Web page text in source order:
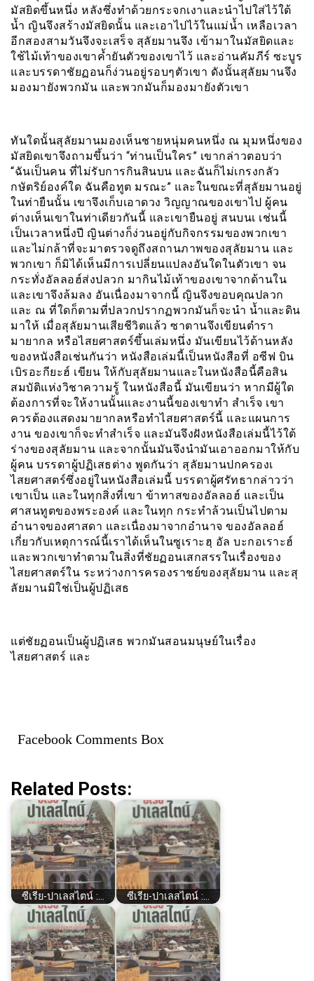
มัสยิดขึ้นหนึ่ง หลังซึ่งทำด้วยกระจกเงาและนำไปใส่ไว้ใต้
น้ำ ญินจึงสร้างมัสยิดนั้น และเอาไปไว้ในแม่น้ำ เหลือเวลา
อีกสองสามวันจึงจะเสร็จ สุลัยมานจึง เข้ามาในมัสยิดและ
ใช้ไม้เท้าของเขาค้ำยันตัวของเขาไว้ และอ่านคัมภีร์ ซะบูร
และบรรดาชัยฏอนก็ง่วนอยู่รอบๆตัวเขา ดังนั้นสุลัยมานจึง
มองมายังพวกมัน และพวกมันก็มองมายังตัวเขา
ทันใดนั้นสุลัยมานมองเห็นชายหนุ่มคนหนึ่ง ณ มุมหนึ่งของ
มัสยิดเขาจึงถามขึ้นว่า “ท่านเป็นใคร” เขากล่าวตอบว่า
“ฉันเป็นคน ที่ไม่รับการกินสินบน และฉันก็ไม่เกรงกลัว
กษัตริย์องค์ใด ฉันคือทูต มรณะ” และในขณะที่สุลัยมานอยู่
ในท่ายืนนั้น เขาจึงเก็บเอาดวง วิญญาณของเขาไป ผู้คน
ต่างเห็นเขาในท่าเดียวกันนี้ และเขายืนอยู่ สนบนเ เช่นนี้
เป็นเวลาหนึ่งปี ญินต่างก็ง่วนอยู่กับกิจกรรมของพวกเขา
และไม่กล้าที่จะมาตรวจดูถึงสถานภาพของสุลัยมาน และ
พวกเขา ก็มิได้เห็นมีการเปลี่ยนแปลงอันใดในตัวเขา จน
กระทั่งอัลลอฮ์ส่งปลวก มากินไม้เท้าของเขาจากด้านใน
และเขาจึงล้มลง อันเนื่องมาจากนี้ ญินจึงขอบคุณปลวก
และ ณ ที่ใดก็ตามที่ปลวกปรากฏพวกมันก็จะนำ น้ำและดิน
มาให้ เมื่อสุลัยมานเสียชีวิตแล้ว ซาตานจึงเขียนตำรา
มายากล หรือไสยศาสตร์ขึ้นเล่มหนึ่ง มันเขียนไว้ด้านหลัง
ของหนังสือเช่นกันว่า หนังสือเล่มนี้เป็นหนังสือที่ อซีฟ บิน
เบิรอะกียะฮ์ เขียน ให้กับสุลัยมานและในหนังสือนี้คือสิน
สมบัติแห่งวิชาความรู้ ในหนังสือนี้ มันเขียนว่า หากมีผู้ใด
ต้องการที่จะให้งานนั้นและงานนี้ของเขาทำ สำเร็จ เขา
ควรต้องแสดงมายากลหรือทำไสยศาสตร์นี้ และแผนการ
งาน ของเขาก็จะทำสำเร็จ และมันจึงฝังหนังสือเล่มนี้ไว้ใต้
ร่างของสุลัยมาน และจากนั้นมันจึงนำมันเอาออกมาให้กับ
ผู้คน บรรดาผู้ปฏิเสธต่าง พูดกันว่า สุลัยมานปกครองเ
ไสยศาสตร์ซึ่งอยู่ในหนังสือเล่มนี้ บรรดาผู้ศรัทธากล่าวว่า
เขาเป็น และในทุกสิ่งที่เขา ข้าทาสของอัลลอฮ์ และเป็น
ศาสนทูตของพระองค์ และในทุก กระทำล้วนเป็นไปตาม
อำนาจของศาสดา และเนื่องมาจากอำนาจ ของอัลลอฮ์
เกี่ยวกับเหตุการณ์นี้เราได้เห็นในซูเราะฮฺ อัล บะกอเราะฮ์
และพวกเขาทำตามในสิ่งที่ชัยฏอนเสกสรรในเรื่องของ
ไสยศาสตร์ใน ระหว่างการครองราชย์ของสุลัยมาน และสุ
ลัยมานมิใช่เป็นผู้ปฏิเสธ
แต่ชัยฏอนเป็นผู้ปฏิเสธ พวกมันสอนมนุษย์ในเรื่อง
ไสยศาสตร์ และ
Facebook Comments Box
Related Posts:
ซีเรีย​-ปาเลสไตน์​ :… ซีเรีย​-ปาเลสไตน์​ :…